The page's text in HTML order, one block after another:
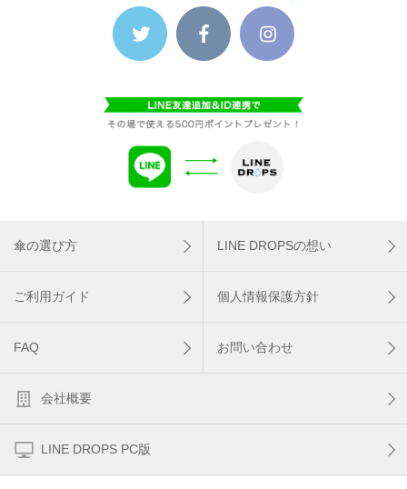
傘の選び方 LINE DROPSの想い
ご利用ガイド 個人情報保護方針
FAQ お問い合わせ
会社概要
LINE DROPS PC版